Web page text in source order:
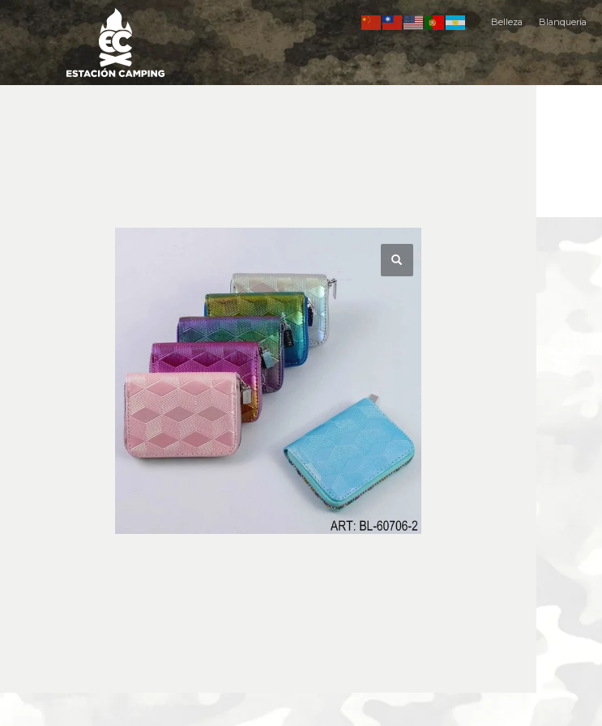
Belleza Blanquería